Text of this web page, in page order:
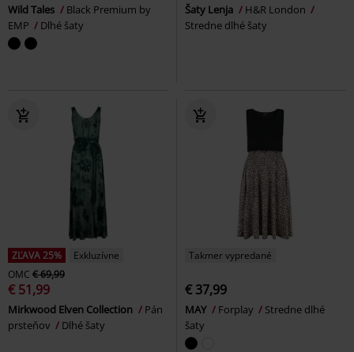
Wild Tales
Black Premium by
EMP
Dlhé šaty
Šaty Lenja
H&R London
Stredne dlhé šaty
ZĽAVA 25%
Exkluzívne
OMC € 69,99
€ 51,99
Mirkwood Elven Collection
Pán
prsteňov
Dlhé šaty
Takmer vypredané
€ 37,99
MAY Forplay
Stredne dlhé
šaty